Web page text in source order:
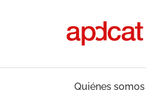
Quiénes somos